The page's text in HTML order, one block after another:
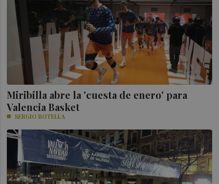
Miribilla abre la 'cuesta de enero' para
Valencia Basket
SERGIO BOTELLA